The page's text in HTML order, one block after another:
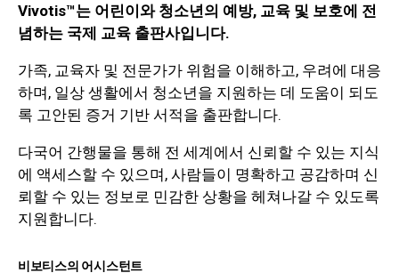
Vivotis™는 어린이와 청소년의 예방, 교육 및 보호에 전
념하는 국제 교육 출판사입니다.
가족, 교육자 및 전문가가 위험을 이해하고, 우려에 대응
하며, 일상 생활에서 청소년을 지원하는 데 도움이 되도
록 고안된 증거 기반 서적을 출판합니다.
다국어 간행물을 통해 전 세계에서 신뢰할 수 있는 지식
에 액세스할 수 있으며, 사람들이 명확하고 공감하며 신
뢰할 수 있는 정보로 민감한 상황을 헤쳐나갈 수 있도록
지원합니다.
비보티스의 어시스턴트